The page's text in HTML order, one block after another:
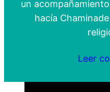
un
hacía
Leer